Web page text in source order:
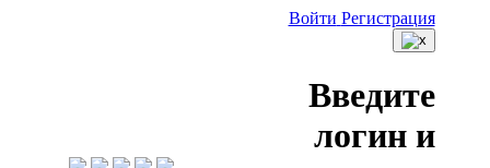
Войти Регистрация
Введите
логин и